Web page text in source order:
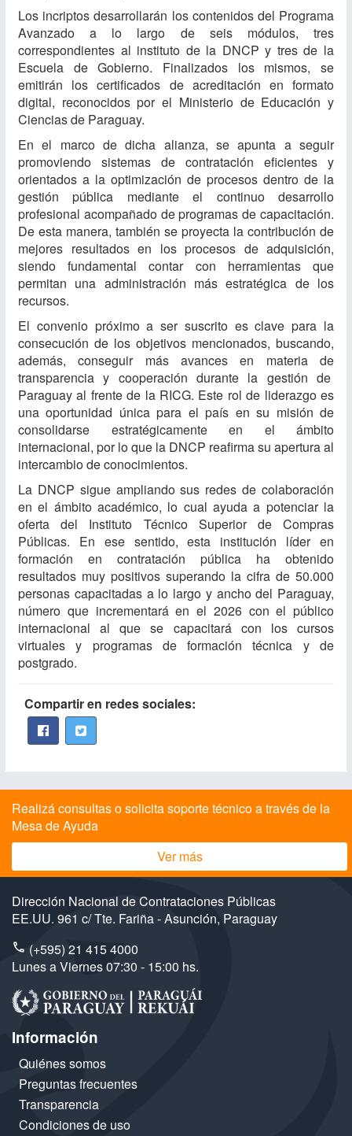
Los incriptos desarrollarán los contenidos del Programa
Avanzado a lo largo de seis módulos, tres
correspondientes al instituto de la DNCP y tres de la
Escuela de Gobierno. Finalizados los mismos, se
emitirán los certificados de acreditación en formato
digital, reconocidos por el Ministerio de Educación y
Ciencias de Paraguay.
En el marco de dicha alianza, se apunta a seguir
promoviendo sistemas de contratación eficientes y
orientados a la optimización de procesos dentro de la
gestión pública mediante el continuo desarrollo
profesional acompañado de programas de capacitación.
De esta manera, también se proyecta la contribución de
mejores resultados en los procesos de adquisición,
siendo fundamental contar con herramientas que
permitan una administración más estratégica de los
recursos.
El convenio próximo a ser suscrito es clave para la
consecución de los objetivos mencionados, buscando,
además, conseguir más avances en materia de
transparencia y cooperación durante la gestión de
Paraguay al frente de la RICG. Este rol de liderazgo es
una oportunidad única para el país en su misión de
consolidarse estratégicamente en el ámbito
internacional, por lo que la DNCP reafirma su apertura al
intercambio de conocimientos.
La DNCP sigue ampliando sus redes de colaboración
en el ámbito académico, lo cual ayuda a potenciar la
oferta del Instituto Técnico Superior de Compras
Públicas. En ese sentido, esta institución líder en
formación en contratación pública ha obtenido
resultados muy positivos superando la cifra de 50.000
personas capacitadas a lo largo y ancho del Paraguay,
número que incrementará en el 2026 con el público
internacional al que se capacitará con los cursos
virtuales y programas de formación técnica y de
postgrado.​
Compartir en redes sociales:
Realizá consultas o solicita soporte técnico a través de la
Mesa de Ayuda
Ver más
Dirección Nacional de Contrataciones Públicas
EE.UU. 961 c/ Tte. Fariña - Asunción, Paraguay
(+595) 21 415 4000
Lunes a Viernes 07:30 - 15:00 hs.
Información
Quiénes somos
Preguntas frecuentes
Transparencia
Condiciones de uso